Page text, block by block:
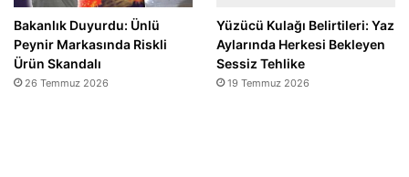
Bakanlık Duyurdu: Ünlü
Peynir Markasında Riskli
Ürün Skandalı
26 Temmuz 2026
Yüzücü Kulağı Belirtileri: Yaz
Aylarında Herkesi Bekleyen
Sessiz Tehlike
19 Temmuz 2026